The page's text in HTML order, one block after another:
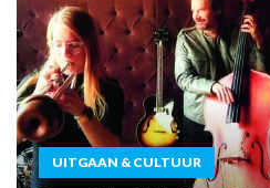
UITGAAN & CULTUUR